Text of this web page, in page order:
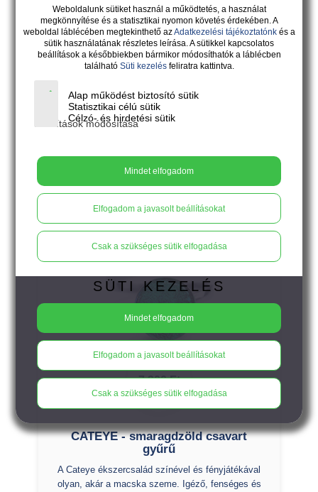
CATEYE - zafírzöld csavart gyűrű
A Cateye ékszercsalád színével és fényjátékával
kacér.
7.300Ft
CATEYE - smaragdzöld csavart
gyűrű
A Cateye ékszercsalád színével és fényjátékával
olyan, akár a macska szeme. Igéző, fenséges és
Weboldalunk sütiket használ a működtetés, a használat
megkönnyítése és a statisztikai nyomon követés érdekében. A
weboldal láblécében megtekinthető azAdatkezelési tájékoztatónkés a
sütik használatának részletes leírása. A sütikkel kapcsolatos
beállítások a későbbiekben bármikor módosíthatók a láblécben
található Süti kezelésfeliratra kattintva.
Alap működést biztosító sütik
Statisztikai célú sütik
Célzó- és hirdetési sütik
Beállítások módosítása
Mindet elfogadom
Elfogadom a javasolt beállításokat
Csak a szükséges sütik elfogadása
SÜTI KEZELÉS
Mindet elfogadom
Elfogadom a javasolt beállításokat
Csak a szükséges sütik elfogadása